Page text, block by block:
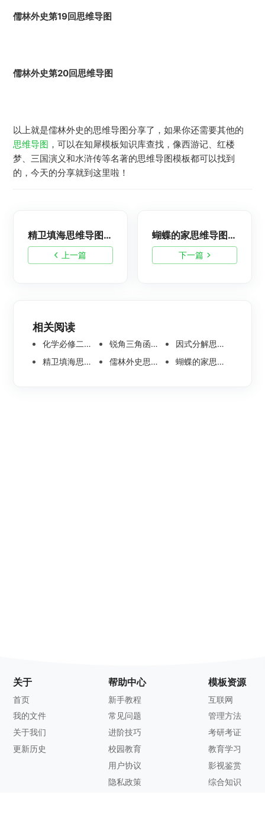
儒林外史第19回思维导图
儒林外史第20回思维导图
以上就是儒林外史的思维导图分享了，如果你还需要其他的
思维导图 ，可以在知犀模板知识库查找，像西游记、红楼
梦、三国演义和水浒传等名著的思维导图模板都可以找到
的，今天的分享就到这里啦！
上一篇
精卫填海思维导图怎么画？高清版精卫填海思维导图模板分享
下一篇
蝴蝶的家思维导图怎么画？高清版蝴蝶的家思维导图分享
相关阅读
化学必修二思维导图合集，高中高清化学思维导图整理 锐角三角函数思维导图 | 数学思维导图分享
因式分解思维导图高清版-数学思维导图模板分享
精卫填海思维导图怎么画？高清版精卫填海思维导图模板分享
儒林外史思维导图大全|高清版免费思维导图模板 蝴蝶的家思维导图怎么画？高清版蝴蝶的家思维导图分享
关于
首页
我的文件
关于我们
更新历史
帮助中心
新手教程
常见问题
进阶技巧
校园教育
用户协议
隐私政策
模板资源
互联网
管理方法
考研考证
教育学习
影视鉴赏
综合知识